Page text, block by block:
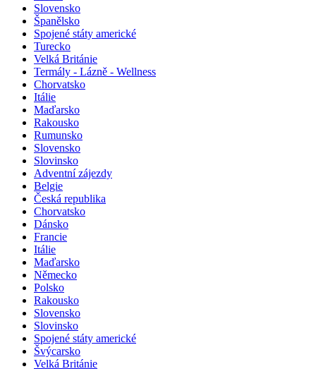
Slovensko
Španělsko
Spojené státy americké
Turecko
Velká Británie
Termály - Lázně - Wellness
Chorvatsko
Itálie
Maďarsko
Rakousko
Rumunsko
Slovensko
Slovinsko
Adventní zájezdy
Belgie
Česká republika
Chorvatsko
Dánsko
Francie
Itálie
Maďarsko
Německo
Polsko
Rakousko
Slovensko
Slovinsko
Spojené státy americké
Švýcarsko
Velká Británie